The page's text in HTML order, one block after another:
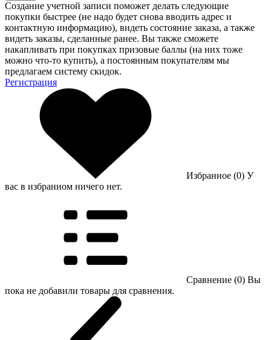
Создание учетной записи поможет делать следующие
покупки быстрее (не надо будет снова вводить адрес и
контактную информацию), видеть состояние заказа, а также
видеть заказы, сделанные ранее. Вы также сможете
накапливать при покупках призовые баллы (на них тоже
можно что-то купить), а постоянным покупателям мы
предлагаем систему скидок.
Регистрация
Избранное (0) У
вас в избранном ничего нет.
Сравнение (0) Вы
пока не добавили товары для сравнения.